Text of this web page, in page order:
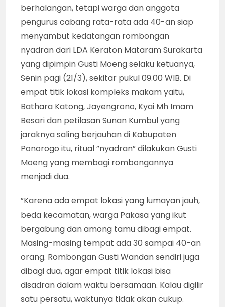
berhalangan, tetapi warga dan anggota
pengurus cabang rata-rata ada 40-an siap
menyambut kedatangan rombongan
nyadran dari LDA Keraton Mataram Surakarta
yang dipimpin Gusti Moeng selaku ketuanya,
Senin pagi (21/3), sekitar pukul 09.00 WIB. Di
empat titik lokasi kompleks makam yaitu,
Bathara Katong, Jayengrono, Kyai Mh Imam
Besari dan petilasan Sunan Kumbul yang
jaraknya saling berjauhan di Kabupaten
Ponorogo itu, ritual ”nyadran” dilakukan Gusti
Moeng yang membagi rombongannya
menjadi dua.
”Karena ada empat lokasi yang lumayan jauh,
beda kecamatan, warga Pakasa yang ikut
bergabung dan among tamu dibagi empat.
Masing-masing tempat ada 30 sampai 40-an
orang. Rombongan Gusti Wandan sendiri juga
dibagi dua, agar empat titik lokasi bisa
disadran dalam waktu bersamaan. Kalau digilir
satu persatu, waktunya tidak akan cukup.